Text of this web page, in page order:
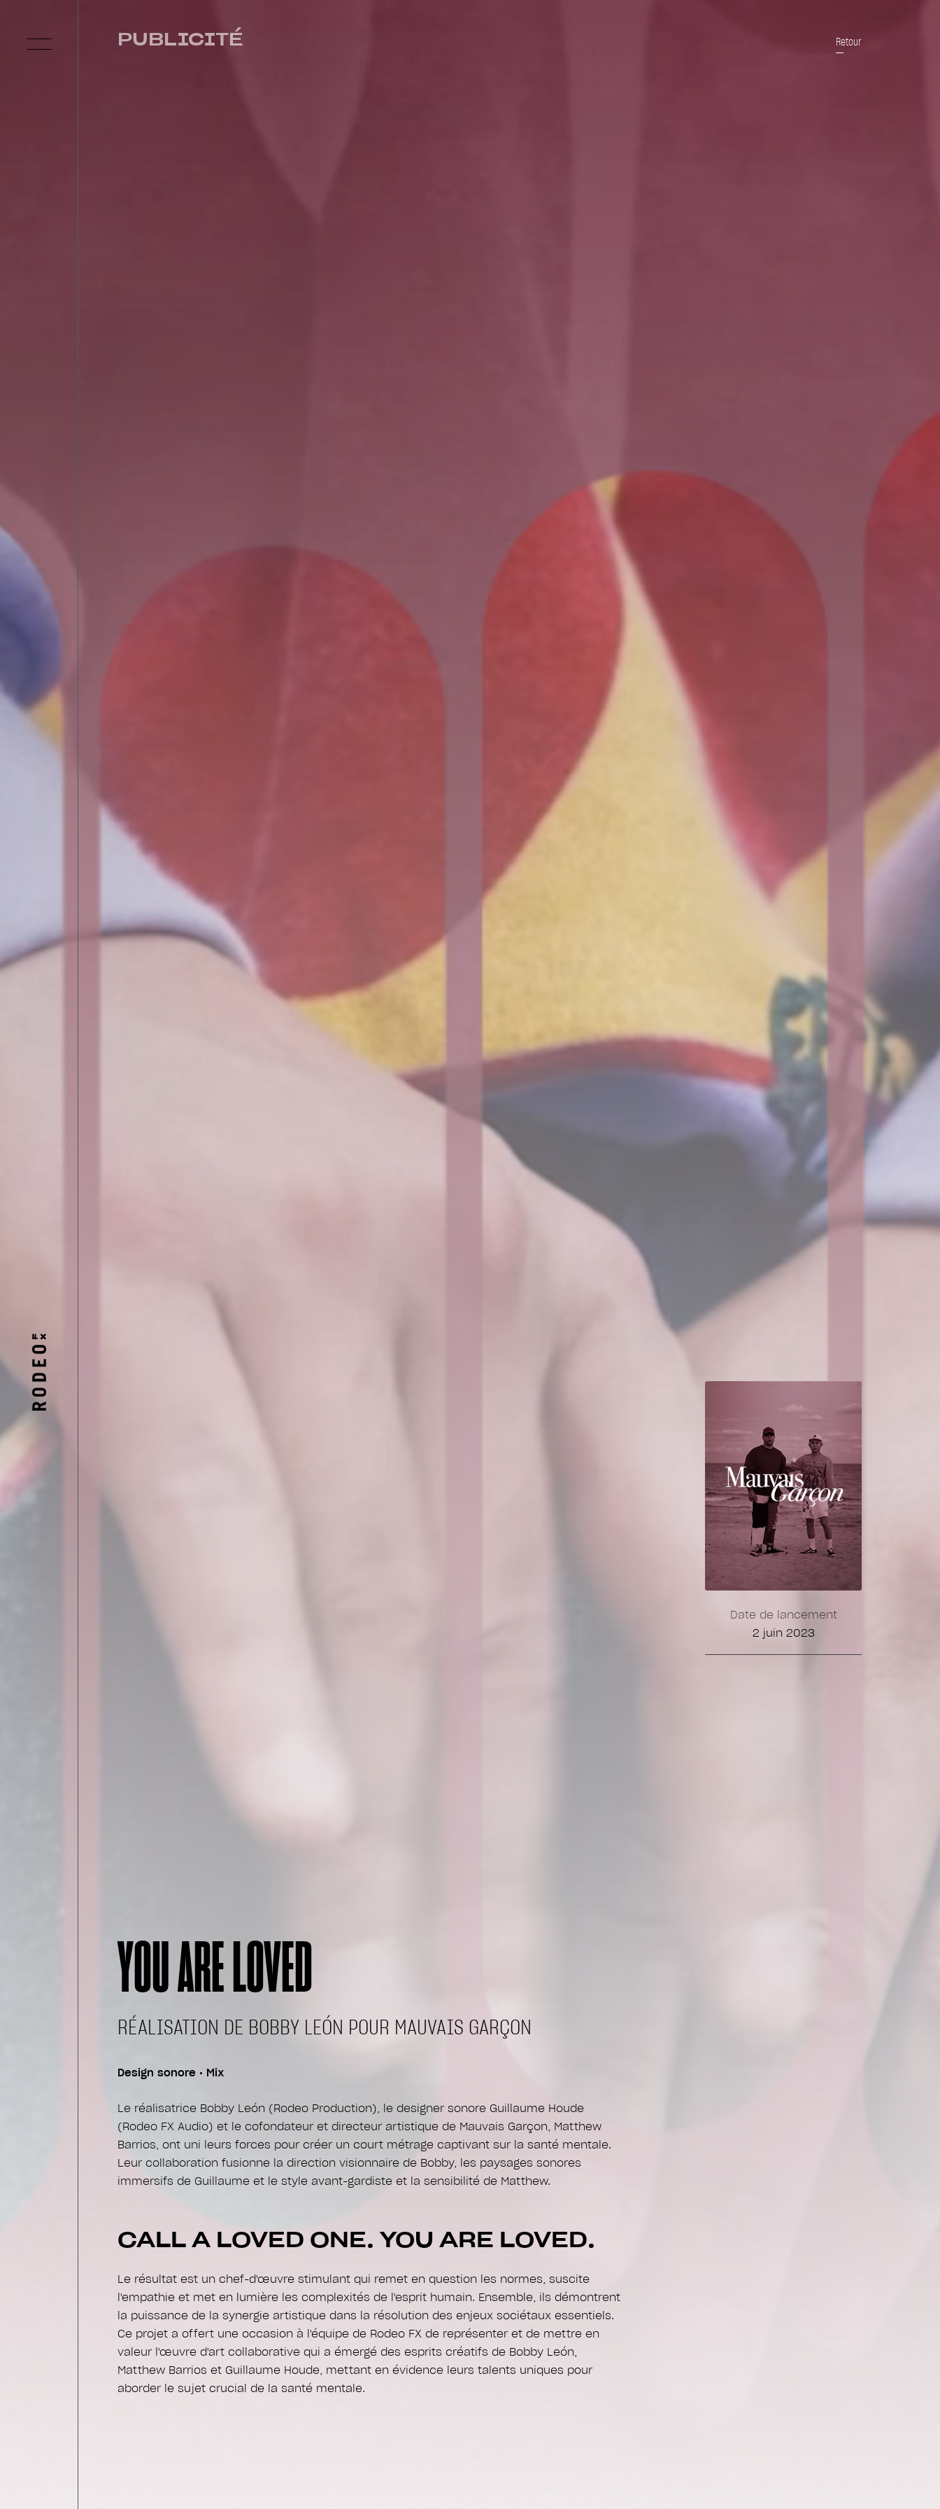
PUBLICITÉ Retour
YOU ARE LOVED
RÉALISATION DE BOBBY LEÓN POUR MAUVAIS GARÇON
Design sonore • Mix
Le réalisatrice Bobby León (Rodeo Production), le designer sonore Guillaume Houde
(Rodeo FX Audio) et le cofondateur et directeur artistique de Mauvais Garçon, Matthew
Barrios, ont uni leurs forces pour créer un court métrage captivant sur la santé mentale.
Leur collaboration fusionne la direction visionnaire de Bobby, les paysages sonores
immersifs de Guillaume et le style avant-gardiste et la sensibilité de Matthew.
CALL A LOVED ONE. YOU ARE LOVED.
Le résultat est un chef-d'œuvre stimulant qui remet en question les normes, suscite
l'empathie et met en lumière les complexités de l'esprit humain. Ensemble, ils démontrent
la puissance de la synergie artistique dans la résolution des enjeux sociétaux essentiels.
Ce projet a offert une occasion à l'équipe de Rodeo FX de représenter et de mettre en
valeur l'œuvre d'art collaborative qui a émergé des esprits créatifs de Bobby León,
Matthew Barrios et Guillaume Houde, mettant en évidence leurs talents uniques pour
aborder le sujet crucial de la santé mentale.
Date de lancement
2 juin 2023